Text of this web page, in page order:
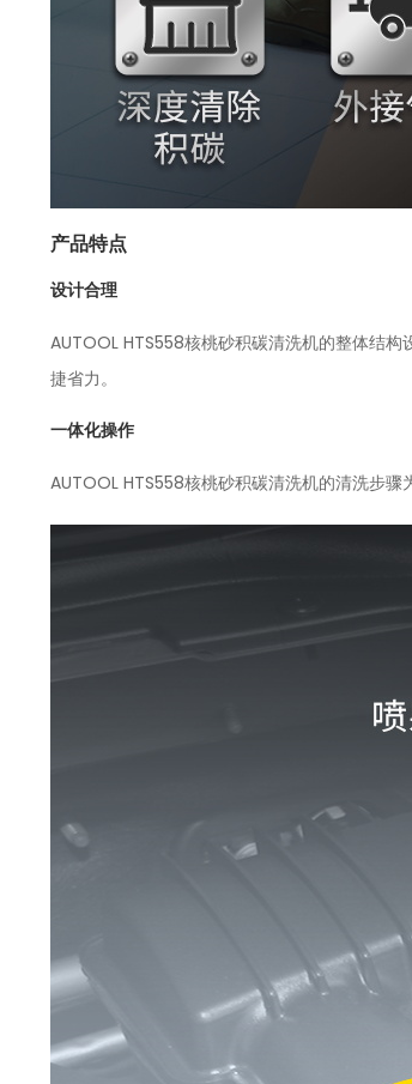
产品特点
设计合理
AUTOOL HTS558核桃砂积碳清洗机的整体结
捷省力。
一体化操作
AUTOOL HTS558核桃砂积碳清洗机的清洗步